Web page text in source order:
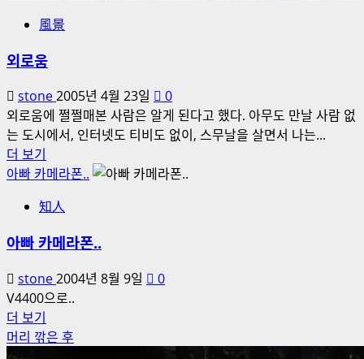
風景
외로움
stone2005년 4월 23일
0
외로움에 쩔쩔매본 사람은 알게 된다고 했다. 아무도 만날 사람 없
는 도시에서, 인터넷도 티비도 없이, 스무날을 살면서 나는...
더 보기
로
에
대
해
더
읽
보
기
아빠 카메라폰..
知人
아빠 카메라폰..
stone2004년 8월 9일
0
V4400으로..
더 보기
빠
머리 깎은 후